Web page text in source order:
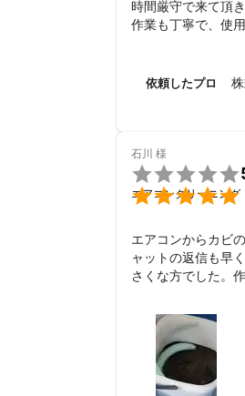
時間厳守で来て頂き
作業も丁寧で、使
依頼したプロ
石川 様


エアコンクリーニング
エアコンからカビ
ャットの返信も早
さくな方でした。
て頂きとても参考